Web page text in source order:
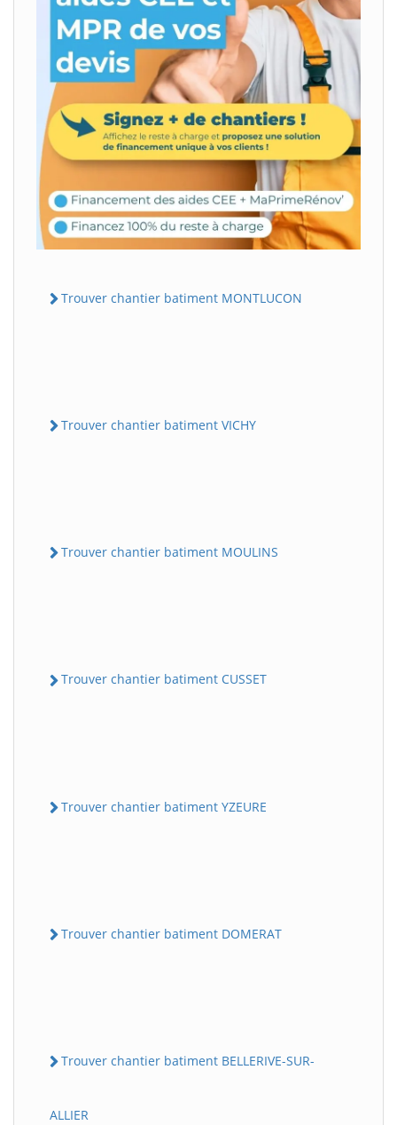
Trouver chantier batiment MONTLUCON
Trouver chantier batiment VICHY
Trouver chantier batiment MOULINS
Trouver chantier batiment CUSSET
Trouver chantier batiment YZEURE
Trouver chantier batiment DOMERAT
Trouver chantier batiment BELLERIVE-SUR-
ALLIER